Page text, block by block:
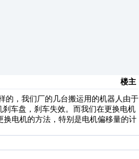
楼主
，我们厂的几台搬运用的机器人由于
车盘，刹车失效。而我们在更换电机
电机的方法，特别是电机偏移量的计